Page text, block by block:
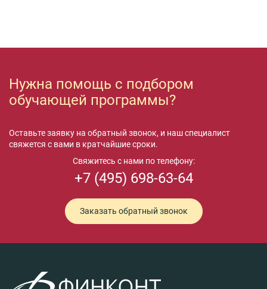
Нужна помощь с подбором
обучающей программы?
Оставьте заявку на обратный звонок, и наш специалист
свяжется с вами в кратчайшие сроки.
Свяжитесь с нами по телефону:
+7 (495) 698-63-64
Заказать обратный звонок